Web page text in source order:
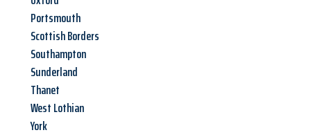
Portsmouth
Scottish Borders
Southampton
Sunderland
Thanet
West Lothian
York